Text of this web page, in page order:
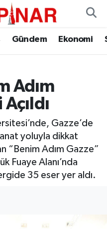
Gündem Ekonomi
Adım
Gazze’de
yoluyla dikkat
“Benim Adım Gazze”
Fuaye Alanı’nda
35 eser yer aldı.
Haritası
ve Fikstür